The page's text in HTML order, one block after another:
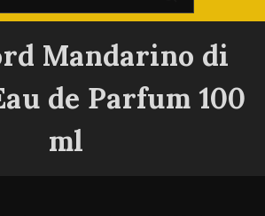
Mandarino di
de Parfum 100
ml